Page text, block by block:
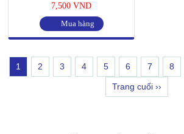
7,500 VND
Mua hàng
1 2 3 4 5 6 7 8
Trang cuối ››